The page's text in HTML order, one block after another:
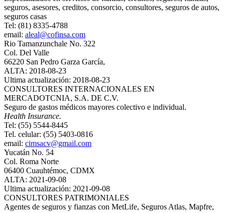
seguros, asesores, creditos, consorcio, consultores, seguros de autos,
seguros casas
Tel: (81) 8335-4788
email: aleal@cofinsa.com
Rio Tamanzunchale No. 322
Col. Del Valle
66220 San Pedro Garza García,
ALTA: 2018-08-23
Ultima actualización: 2018-08-23
CONSULTORES INTERNACIONALES EN
MERCADOTCNIA, S.A. DE C.V.
Seguro de gastos médicos mayores colectivo e individual.
Health Insurance.
Tel: (55) 5544-8445
Tel. celular: (55) 5403-0816
email: cimsacv@gmail.com
Yucatán No. 54
Col. Roma Norte
06400 Cuauhtémoc, CDMX
ALTA: 2021-09-08
Ultima actualización: 2021-09-08
CONSULTORES PATRIMONIALES
Agentes de seguros y fianzas con MetLife, Seguros Atlas, Mapfre,